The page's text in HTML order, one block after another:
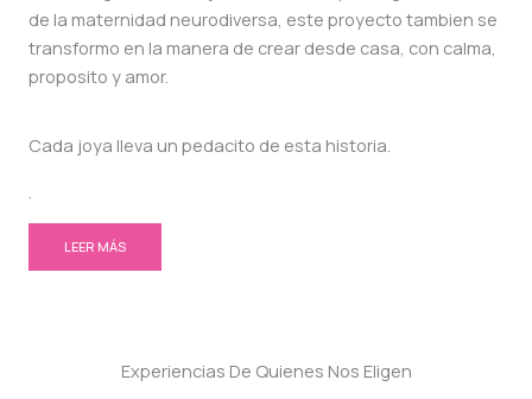
de la maternidad neurodiversa, este proyecto tambien se
transformo en la manera de crear desde casa, con calma,
proposito y amor.
Cada joya lleva un pedacito de esta historia.
.
LEER MÁS
Experiencias De Quienes Nos Eligen